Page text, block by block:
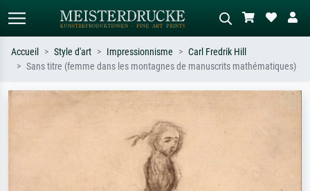
Recherchez par artiste, titre ou style –
ex. Monet, Nuit étoilée,
tableau sombre, nu debout près d'un
Accueil Style d'art Impressionnisme
Carl Fredrik Hill
Sans titre (femme dans les montagnes de manuscrits mathématiques)